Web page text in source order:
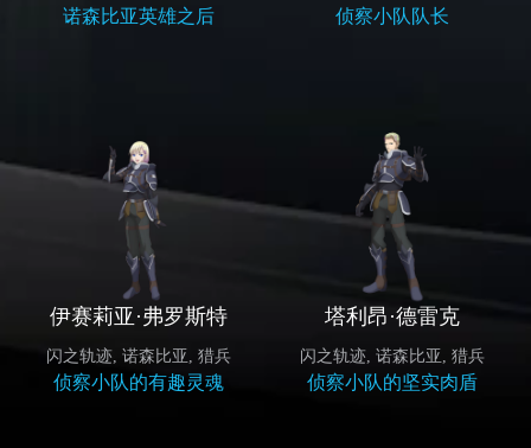
诺森比亚英雄之后 侦察小队队长
伊赛莉亚·弗罗斯特
闪之轨迹, 诺森比亚 , 猎兵
侦察小队的有趣灵魂
塔利昂·德雷克
闪之轨迹, 诺森比亚 , 猎兵
侦察小队的坚实肉盾